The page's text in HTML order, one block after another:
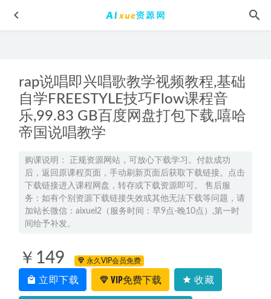
rap说唱即兴唱歌教学视频教程,基础
自学FREESTYLE技巧Flow课程音
乐,99.83 GB百度网盘打包下载,嘻哈
帝国说唱教学
购课说明： 正规资源网站，可放心下载学习。付款成功
后，返回原课程页面，手动刷新页面后获取下载链接。点击
下载链接进入课程网盘，转存或下载资源即可。 售后服
务：如有个别资源下载链接失效或其他无法下载等问题，请
加站长微信：aixuel2（服务时间：早9点-晚10点）,第一时
间给予补发。
￥149 永久VIP会员免费
立即下载 VIP免费下载 收藏
有声小说 法医秦明百度网盘打包下载
2026林婉晴高二物理上学期暑假班网课教程 2025-07-14
22年高考数学网课教程2022韩佳伟高三数学复习视频教程+讲
义全年班（暑假+秋季+寒假+春季） 2023-02-21
2024陈鲁丹高一化学视频课程 2023-07-29